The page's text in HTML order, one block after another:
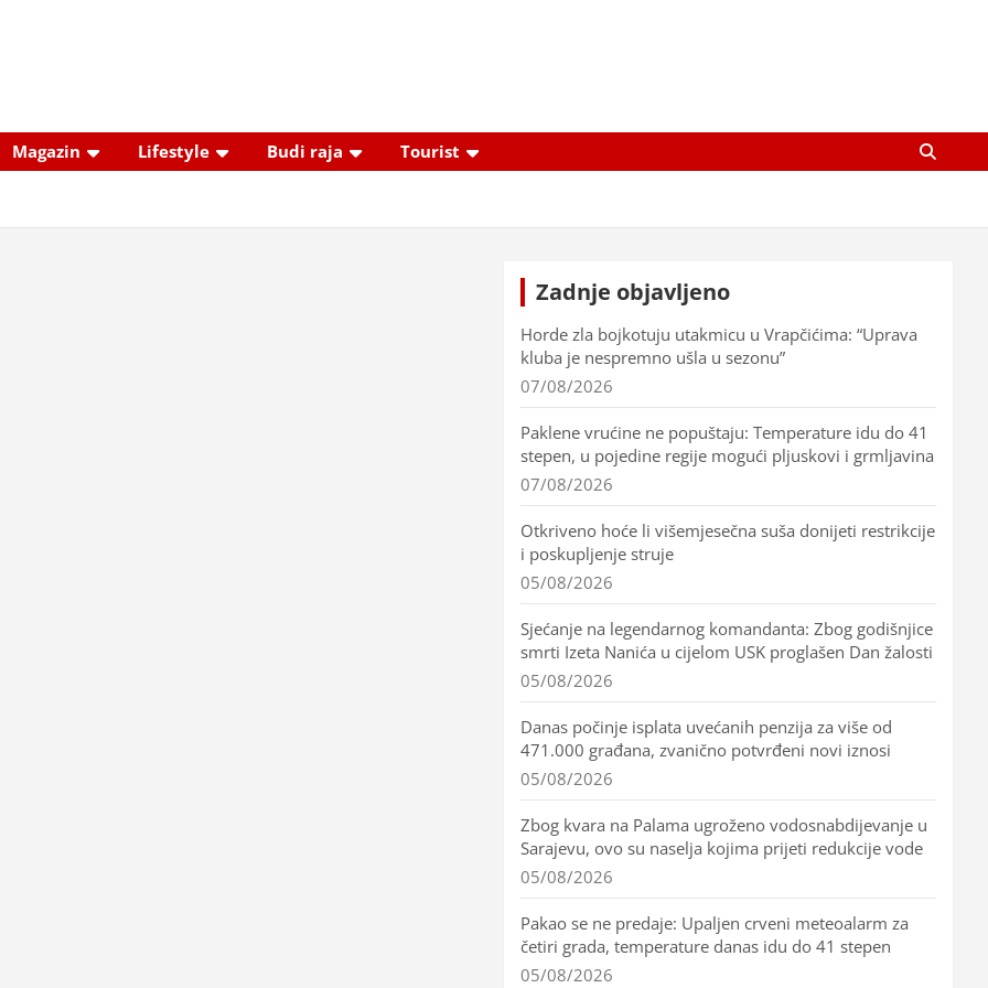
Magazin Lifestyle Budi raja Tourist
Zadnje objavljeno
Horde zla bojkotuju utakmicu u Vrapčićima: “Uprava
kluba je nespremno ušla u sezonu”
07/08/2026
Paklene vrućine ne popuštaju: Temperature idu do 41
stepen, u pojedine regije mogući pljuskovi i grmljavina
07/08/2026
Otkriveno hoće li višemjesečna suša donijeti restrikcije
i poskupljenje struje
05/08/2026
Sjećanje na legendarnog komandanta: Zbog godišnjice
smrti Izeta Nanića u cijelom USK proglašen Dan žalosti
05/08/2026
Danas počinje isplata uvećanih penzija za više od
471.000 građana, zvanično potvrđeni novi iznosi
05/08/2026
Zbog kvara na Palama ugroženo vodosnabdijevanje u
Sarajevu, ovo su naselja kojima prijeti redukcije vode
05/08/2026
Pakao se ne predaje: Upaljen crveni meteoalarm za
četiri grada, temperature danas idu do 41 stepen
05/08/2026